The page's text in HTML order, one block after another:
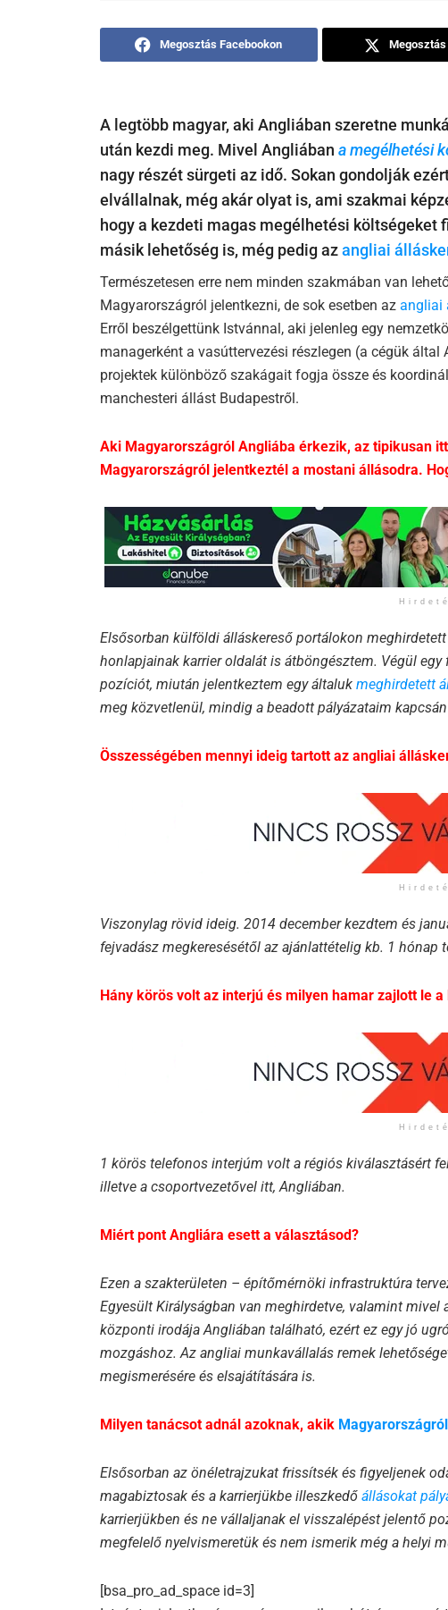
Megosztás Facebookon
A legtöbb magyar, aki Angliában szeretne
után kezdi meg. Mivel Angliában a megélhetési
nagy részét sürgeti az idő. Sokan gondolják
elvállalnak, még akár olyat is, ami szakmai
hogy a kezdeti magas megélhetési költségeket
másik lehetőség is, még pedig az angliai
Természetesen erre nem minden szakmában van
Magyarországról jelentkezni, de sok esetben az angliai
Erről beszélgettünk Istvánnal, aki jelenleg egy
managerként a vasúttervezési részlegen (a cégük
projektek különböző szakágait fogja össze és
manchesteri állást Budapestről.
Aki Magyarországról Angliába érkezik, az tipikusan
Magyarországról jelentkeztél a mostani állásodra.
Elsősorban külföldi álláskereső portálokon
honlapjainak karrier oldalát is átböngésztem. Végül
pozíciót, miután jelentkeztem egy általuk meghirdetett
meg közvetlenül, mindig a beadott pályázataim
Összességében mennyi ideig tartott az angliai
Viszonylag rövid ideig. 2014 december kezdtem és
fejvadász megkeresésétől az ajánlattételig kb. 1 hónap
Hány körös volt az interjú és milyen hamar zajlott le
1 körös telefonos interjúm volt a régiós kiválasztásért
illetve a csoportvezetővel itt, Angliában.
Miért pont Angliára esett a választásod?
Ezen a szakterületen – építőmérnöki infrastruktúra
Egyesült Királyságban van meghirdetve, valamint
központi irodája Angliában található, ezért ez egy jó
mozgáshoz. Az angliai munkavállalás remek
megismerésére és elsajátítására is.
Milyen tanácsot adnál azoknak, akik
Elsősorban az önéletrajzukat frissítsék és figyeljenek
magabiztosak és a karrierjükbe illeszkedő állásokat
karrierjükben és ne vállaljanak el visszalépést jelentő
megfelelő nyelvismeretük és nem ismerik még a helyi
[bsa_pro_ad_space id=3]